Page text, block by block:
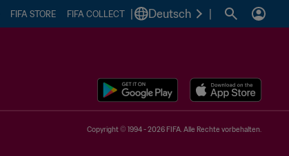
FIFA STORE FIFA COLLECT Deutsch
Copyright © 1994 - 2026 FIFA. Alle Rechte vorbehalten.